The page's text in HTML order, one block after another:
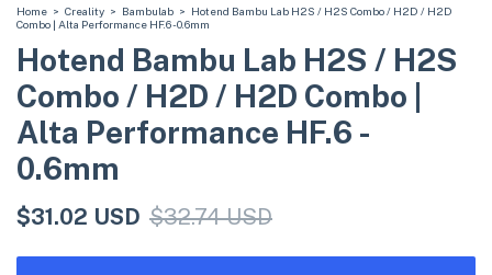
Home > Creality > Bambulab > Hotend Bambu Lab H2S / H2S Combo / H2D / H2D
Combo | Alta Performance HF.6 - 0.6mm
Hotend Bambu Lab H2S / H2S
Combo / H2D / H2D Combo |
Alta Performance HF.6 -
0.6mm
$31.02 USD $32.74 USD